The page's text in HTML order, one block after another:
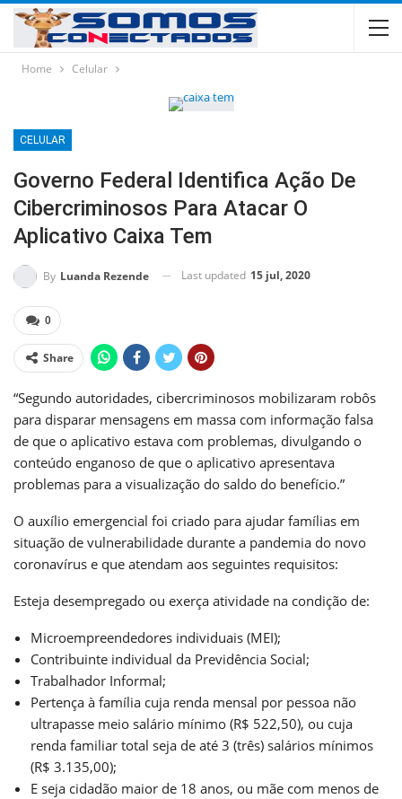
Home Celular
CELULAR
Governo Federal Identifica Ação De
Cibercriminosos Para Atacar O
Aplicativo Caixa Tem
By Luanda Rezende Last updated 15 jul, 2020
0
Share
“Segundo autoridades, cibercriminosos mobilizaram robôs
para disparar mensagens em massa com informação falsa
de que o aplicativo estava com problemas, divulgando o
conteúdo enganoso de que o aplicativo apresentava
problemas para a visualização do saldo do benefício.”
O auxílio emergencial foi criado para ajudar famílias em
situação de vulnerabilidade durante a pandemia do novo
coronavírus e que atendam aos seguintes requisitos:
Esteja desempregado ou exerça atividade na condição de:
Microempreendedores individuais (MEI);
Contribuinte individual da Previdência Social;
Trabalhador Informal;
Pertença à família cuja renda mensal por pessoa não
ultrapasse meio salário mínimo (R$ 522,50), ou cuja
renda familiar total seja de até 3 (três) salários mínimos
(R$ 3.135,00);
E seja cidadão maior de 18 anos, ou mãe com menos de